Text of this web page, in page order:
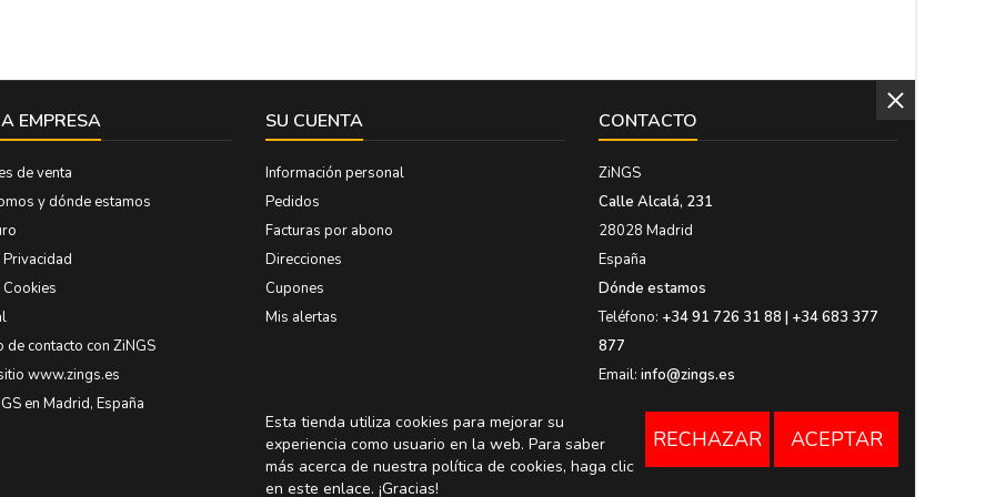
EMPRESA
de venta
y dónde estamos
de contacto con ZiNGS
www.zings.es
en Madrid, España
SU CUENTA
Información personal
Pedidos
Facturas por abono
Direcciones
Cupones
Mis alertas
CONTACTO
ZiNGS
Calle Alcalá, 231
28028 Madrid
España
Dónde estamos
Teléfono: +34 91 726 31 88 | +34 683 377
877
Email: info@zings.es
Esta tienda utiliza cookies para mejorar su
experiencia como usuario en la web. Para saber
más acerca de nuestra política de cookies, haga clic
en este enlace. ¡Gracias!
RECHAZAR ACEPTAR